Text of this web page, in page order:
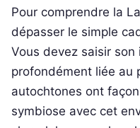
Pour comprendre la
dépasser le simple
Vous devez saisir
profondément liée au
autochtones ont
symbiose avec cet